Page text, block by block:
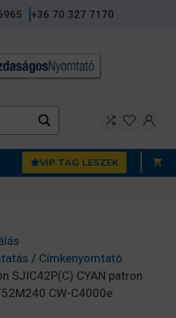
+36 70 327 7170
VIP TAG LESZEK
/ Címkenyomtató
SJIC42P(C) CYAN patron
CW-C4000e